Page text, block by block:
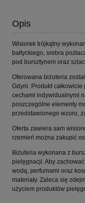
Opis
Wisiorek trójkątny
bałtyckiego, srebra
pod bursztynem oraz
Oferowana biżuteria
Gdyni. Produkt
cechami indywidualnymi
poszczególne elementy
przedstawionego wzoru,
Oferta zawiera sam
rzemień można zakupić
Biżuteria wykonana z
pielęgnacji. Aby
wodą, perfumami oraz
materiały. Zaleca się
użyciem produktów